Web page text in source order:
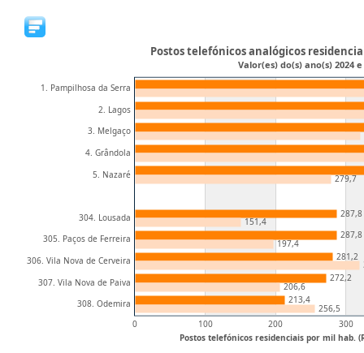
Postos telefónicos residenciais por mil hab.
0 100 200 300
1. Pampilhosa da Serra
2. Lagos
3. Melgaço
4. Grândola
5. Nazaré
304. Lousada
305. Paços de Ferreira
306. Vila Nova de Cerveira
307. Vila Nova de Paiva
308. Odemira
287,8
287,8
281,2
272,2
213,4
279,7
151,4
197,4
206,6
256,5
Postos telefónicos analógicos
Valor(es) do(s) ano(s) 2024 e